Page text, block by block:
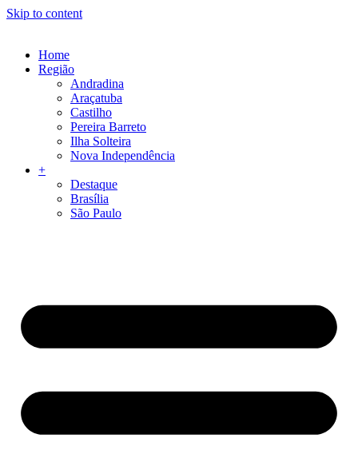
Skip to content
Home
Região
Andradina
Araçatuba
Castilho
Pereira Barreto
Ilha Solteira
Nova Independência
+
Destaque
Brasília
São Paulo